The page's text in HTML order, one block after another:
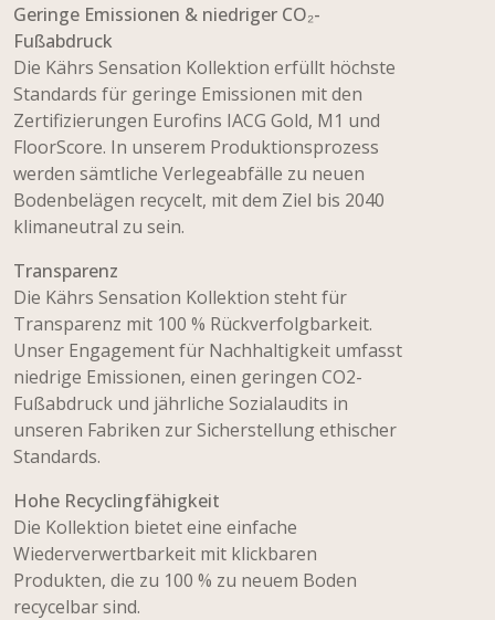
Geringe Emissionen & niedriger CO₂-
Fußabdruck
Die Kährs Sensation Kollektion erfüllt höchste
Standards für geringe Emissionen mit den
Zertifizierungen Eurofins IACG Gold, M1 und
FloorScore. In unserem Produktionsprozess
werden sämtliche Verlegeabfälle zu neuen
Bodenbelägen recycelt, mit dem Ziel bis 2040
klimaneutral zu sein.
Transparenz
Die Kährs Sensation Kollektion steht für
Transparenz mit 100 % Rückverfolgbarkeit.
Unser Engagement für Nachhaltigkeit umfasst
niedrige Emissionen, einen geringen CO2-
Fußabdruck und jährliche Sozialaudits in
unseren Fabriken zur Sicherstellung ethischer
Standards.
Hohe Recyclingfähigkeit
Die Kollektion bietet eine einfache
Wiederverwertbarkeit mit klickbaren
Produkten, die zu 100 % zu neuem Boden
recycelbar sind.